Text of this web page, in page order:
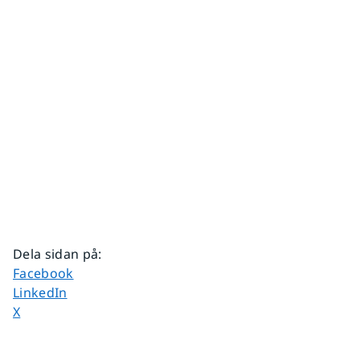
Dela sidan på:
Dela sidan på
Facebook
Dela sidan på
LinkedIn
Dela sidan på
X